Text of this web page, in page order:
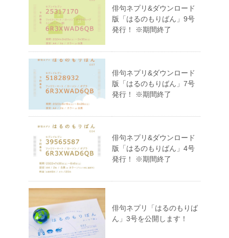
俳句ネプリ&ダウンロード
版「はるのもりばん」9号
発行！ ※期間終了
俳句ネプリ&ダウンロード
版「はるのもりばん」7号
発行！ ※期間終了
俳句ネプリ&ダウンロード
版「はるのもりばん」4号
発行！ ※期間終了
俳句ネプリ「はるのもりば
ん」3号を公開します！